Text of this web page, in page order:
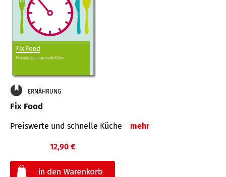
ERNÄHRUNG
Fix Food
Preiswerte und schnelle Küche mehr
12,90 €